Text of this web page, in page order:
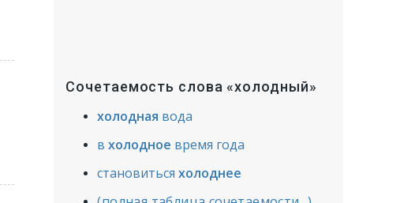
Сочетаемость слова «холодный»
холодная вода
вхолодное время года
становитьсяхолоднее